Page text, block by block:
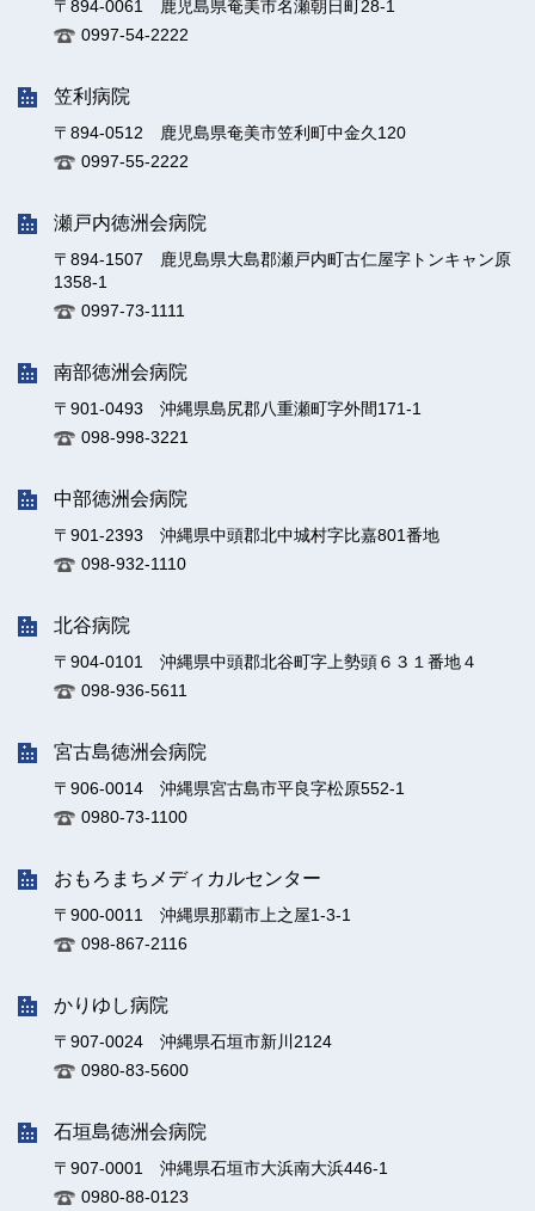
〒894-0061 鹿児島県奄美市名瀬朝日町28-1
0997-54-2222
笠利病院
〒894-0512 鹿児島県奄美市笠利町中金久120
0997-55-2222
瀬戸内徳洲会病院
〒894-1507 鹿児島県大島郡瀬戸内町古仁屋字トンキャン原
1358-1
0997-73-1111
南部徳洲会病院
〒901-0493 沖縄県島尻郡八重瀬町字外間171-1
098-998-3221
中部徳洲会病院
〒901-2393 沖縄県中頭郡北中城村字比嘉801番地
098-932-1110
北谷病院
〒904-0101 沖縄県中頭郡北谷町字上勢頭６３１番地４
098-936-5611
宮古島徳洲会病院
〒906-0014 沖縄県宮古島市平良字松原552-1
0980-73-1100
おもろまちメディカルセンター
〒900-0011 沖縄県那覇市上之屋1-3-1
098-867-2116
かりゆし病院
〒907-0024 沖縄県石垣市新川2124
0980-83-5600
石垣島徳洲会病院
〒907-0001 沖縄県石垣市大浜南大浜446-1
0980-88-0123